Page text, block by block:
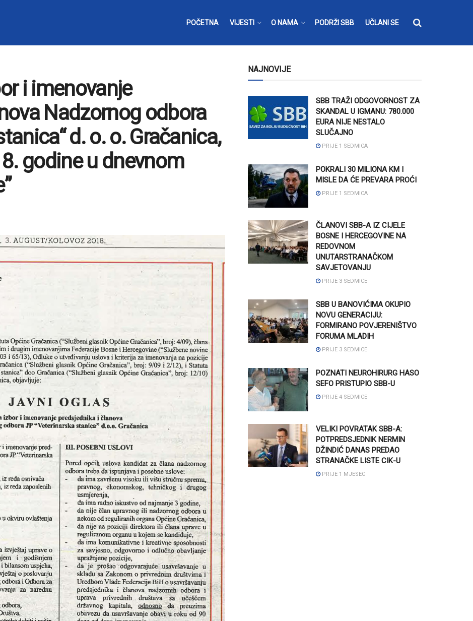
POČETNA VIJESTI O NAMA PODRŽI SBB UČLANI SE
i imenovanje
Nadzornog odbora
d. o. o. Gračanica,
godine u dnevnom
NAJNOVIJE
SBB TRAŽI ODGOVORNOST ZA
SKANDAL U IGMANU: 780.000
EURA NIJE NESTALO
SLUČAJNO
PRIJE 1 SEDMICA
POKRALI 30 MILIONA KM I
MISLE DA ĆE PREVARA PROĆI
PRIJE 1 SEDMICA
ČLANOVI SBB-A IZ CIJELE
BOSNE I HERCEGOVINE NA
REDOVNOM
UNUTARSTRANAČKOM
SAVJETOVANJU
PRIJE 3 SEDMICE
SBB U BANOVIĆIMA OKUPIO
NOVU GENERACIJU:
FORMIRANO POVJERENIŠTVO
FORUMA MLADIH
PRIJE 3 SEDMICE
POZNATI NEUROHIRURG HASO
SEFO PRISTUPIO SBB-U
PRIJE 4 SEDMICE
VELIKI POVRATAK SBB-A:
POTPREDSJEDNIK NERMIN
DŽINDIĆ DANAS PREDAO
STRANAČKE LISTE CIK-U
PRIJE 1 MJESEC